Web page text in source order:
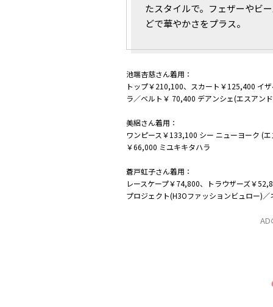
たスタイルで。フェザーやビ
どで華やかさをプラス。
池端杏慈さん着用：
トップ￥210,100、スカート￥125,400 イ
ラ／ベルト￥ 70,400 デアンシェ(エスアン
美絽さん着用：
ワンピース￥133,100 シー ニューヨーク (
￥66,000 ミユキキタハラ
蒼戸虹子さん着用：
レースケープ￥74,800、トラウザーズ￥
プロジェクト(H3Oファッションビュロー)